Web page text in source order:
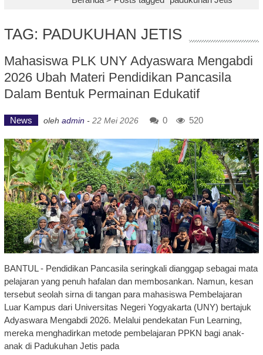
TAG: PADUKUHAN JETIS
Mahasiswa PLK UNY Adyaswara Mengabdi
2026 Ubah Materi Pendidikan Pancasila
Dalam Bentuk Permainan Edukatif
News oleh admin - 22 Mei 2026 0 520
BANTUL - Pendidikan Pancasila seringkali dianggap sebagai mata
pelajaran yang penuh hafalan dan membosankan. Namun, kesan
tersebut seolah sirna di tangan para mahasiswa Pembelajaran
Luar Kampus dari Universitas Negeri Yogyakarta (UNY) bertajuk
Adyaswara Mengabdi 2026. Melalui pendekatan Fun Learning,
mereka menghadirkan metode pembelajaran PPKN bagi anak-
anak di Padukuhan Jetis pada